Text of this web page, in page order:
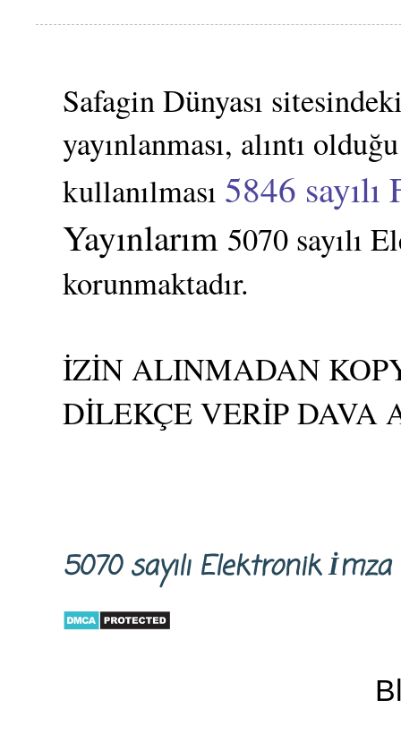
Safagin Dünyası
yayınlanması, alıntı
kullanılması 5846 sayılı
Yayınlarım 5070 sayılı
korunmaktadır.
İZİN ALINMADAN
DİLEKÇE VERİP
5070 sayılı Elektronik